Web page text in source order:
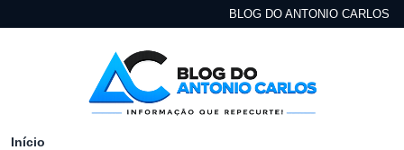
BLOG DO ANTONIO CARLOS
Início